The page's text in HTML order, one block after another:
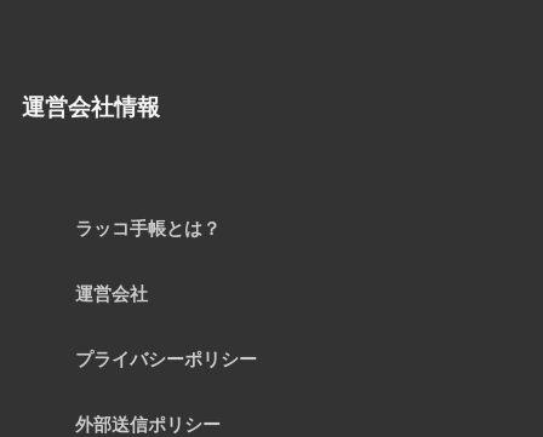
運営会社情報
ラッコ手帳とは？
運営会社
プライバシーポリシー
外部送信ポリシー